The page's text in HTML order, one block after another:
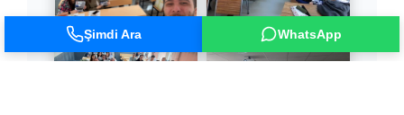
Şimdi Ara WhatsApp